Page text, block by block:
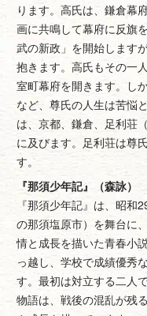
ります。高氏は、鎌倉幕
画に共鳴して幕府に反旗
武の新政」を開始します
抱きます。高氏もその一
室町幕府を開きます。し
など、尊氏の人生は苦悩
は、京都、鎌倉、足利荘
に及びます。足利荘は尊
す。
『那須少年記』（森詠）
『那須少年記』は、昭
の那須塩原市）を舞台に
情と成長を描いた青春小
っ越し、学校で成績優秀
す。最初は対立する二人
物語は、戦後の混乱が残